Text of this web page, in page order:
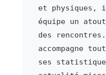
et physiques,
équipe un
des
accompagne
ses